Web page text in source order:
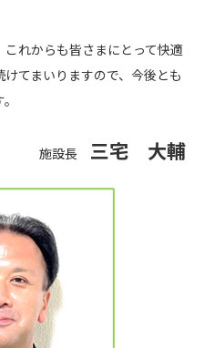
れからも皆さまにとって快適
てまいりますので、今後とも
施設長 三宅 大輔